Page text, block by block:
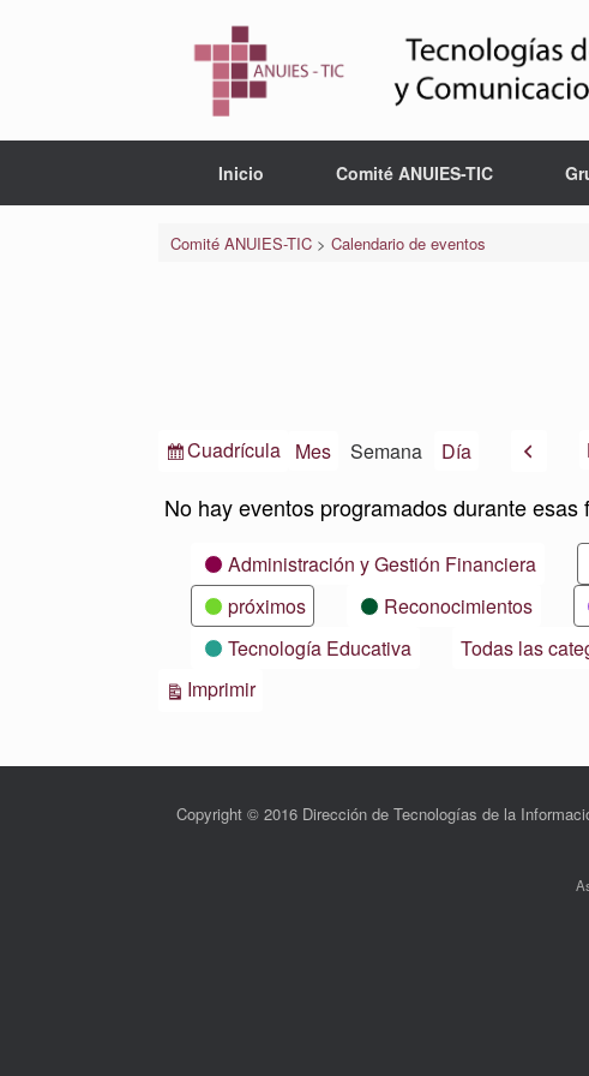
Inicio Comité ANUIES-TIC
Comité ANUIES-TIC> Calendario de eventos
Ver
Cuadrícula Mes Semana Día
No hay eventos programados durante esas
CategoríasAdministración y Gestión Financiera
próximos
Reconocimientos
Tecnología Educativa
Todas las
ImprimirVistas
Copyright © 2016 Dirección de Tecnologías de la